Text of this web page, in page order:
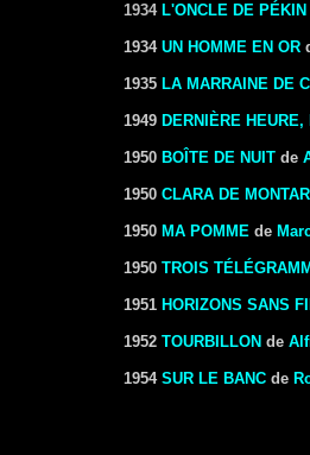
1934 L'ONCLE DE PÉKIN
1934 UN HOMME EN OR
1935 LA MARRAINE DE
1949 DERNIÈRE
1950 BOÎTE DE NUIT de
1950 CLARA DE
1950 MA POMME de
1950 TROIS
1951 HORIZONS SANS
1952 TOURBILLON de
1954 SUR LE BANC de